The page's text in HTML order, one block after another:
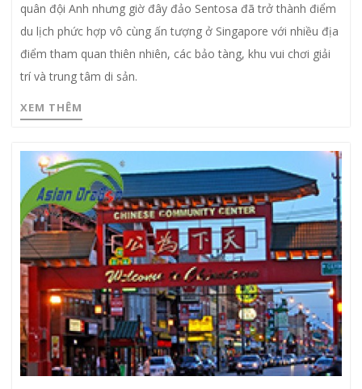
quân đội Anh nhưng giờ đây đảo Sentosa đã trở thành điểm
du lịch phức hợp vô cùng ấn tượng ở Singapore với nhiều địa
điểm tham quan thiên nhiên, các bảo tàng, khu vui chơi giải
trí và trung tâm di sản.
XEM THÊM